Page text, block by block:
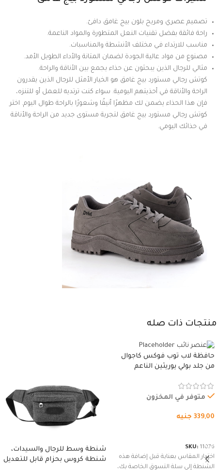
تصميم عصري ومريح بلون بيج غامق دافئ.
راحة فائقة بفضل تقنيات النعل المتطورة والمواد الناعمة.
مناسب للارتداء في مختلف الأنشطة والمناسبات.
مصنوع من مواد عالية الجودة لضمان المتانة والأداء الطويل الأمد.
مثالي للرجال الذين يبحثون عن حذاء يجمع بين الأناقة والراحة.
كوتش رجالي مستورد بيج غامق هو الخيار الأمثل للرجال الذين يقدرون
الراحة والأناقة في أحذيتهم اليومية. سواء كنت ترتديه للعمل أو للتنزه،
فإن هذا الحذاء يضمن لك مظهرًا أنيقًا وشعورًا بالراحة طوال اليوم. اختر
كوتش رجالي مستورد بيج غامق لتجربة مستوى جديد من الراحة والأناقة
في حذائك اليومي.
منتجات ذات صله
حافظة لاب توب فوكس كاجوال
من جلد بولي يوريثين الناعم
وسوستة.
متوفر في المخزون
339,00 جنيه
SKU: 11076
اختيار المقاس بعناية قبل إضافة هذه
الشنطة إلى سلة التسوق الخاصة بك،
شنطة وسط للرجال والسيدات،
شنطة كروس بحزام قابل للتعديل